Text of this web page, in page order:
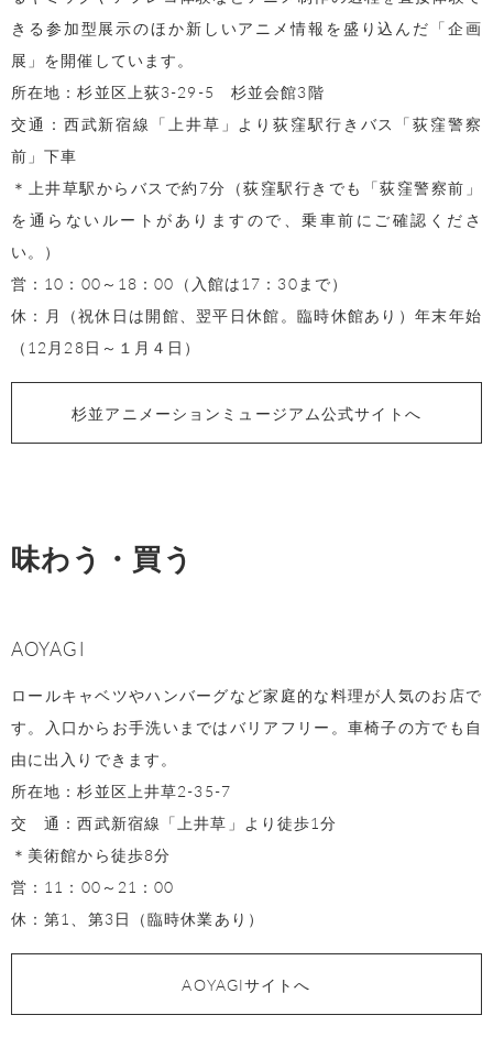
きる参加型展示のほか新しいアニメ情報を盛り込んだ「企画
展」を開催しています。
所在地：杉並区上荻3-29-5 杉並会館3階
交通：西武新宿線「上井草」より荻窪駅行きバス「荻窪警察
前」下車
＊上井草駅からバスで約7分（荻窪駅行きでも「荻窪警察前」
を通らないルートがありますので、乗車前にご確認くださ
い。）
営：10：00～18：00（入館は17：30まで）
休：月（祝休日は開館、翌平日休館。臨時休館あり）年末年始
（12月28日～１月４日）
杉並アニメーションミュージアム公式サイトへ
味わう・買う
AOYAGI
ロールキャベツやハンバーグなど家庭的な料理が人気のお店で
す。入口からお手洗いまではバリアフリー。車椅子の方でも自
由に出入りできます。
所在地：杉並区上井草2-35-7
交 通：西武新宿線「上井草」より徒歩1分
＊美術館から徒歩8分
営：11：00～21：00
休：第1、第3日（臨時休業あり）
AOYAGIサイトへ